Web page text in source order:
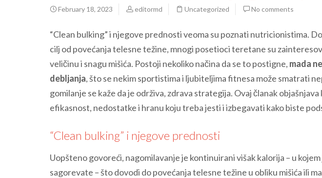
February 18, 2023 editormd Uncategorized No comments
“Clean bulking” i njegove prednosti veoma su poznati nutricionistima.
cilj od povećanja telesne težine, mnogi posetioci teretane su
veličinu i snagu mišića. Postoji nekoliko načina da se to postigne, mada
debljanja, što se nekim sportistima i ljubiteljima fitnesa može smatrati
gomilanje se kaže da je održiva, zdrava strategija. Ovaj članak
efikasnost, nedostatke i hranu koju treba jesti i izbegavati kako biste
“Clean bulking” i njegove prednosti
Uopšteno govoreći, nagomilavanje je kontinuirani višak kalorija – u
sagorevate – što dovodi do povećanja telesne težine u obliku mišića ili